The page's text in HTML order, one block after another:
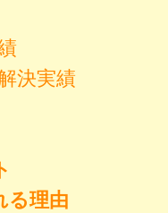
決実績
る理由